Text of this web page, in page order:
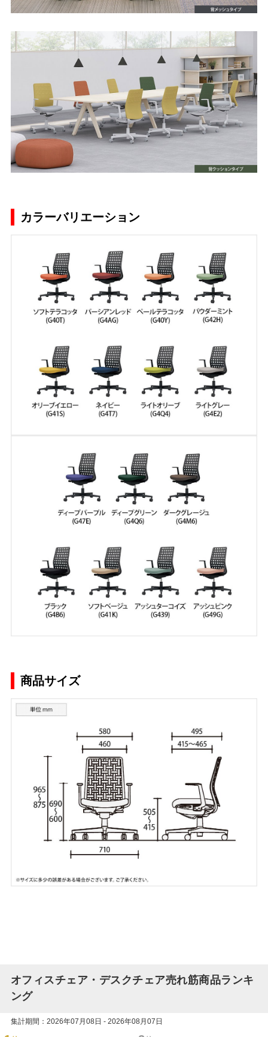
カラーバリエーション
商品サイズ
オフィスチェア・デスクチェア売れ筋商品ランキ
ング
集計期間：2026年07月08日 - 2026年08月07日